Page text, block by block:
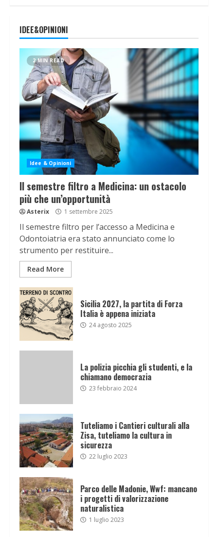
IDEE&OPINIONI
2 MIN READ
Idee & Opinioni
Il semestre filtro a Medicina: un ostacolo
più che un’opportunità
Asterix 1 settembre 2025
Il semestre filtro per l’accesso a Medicina e
Odontoiatria era stato annunciato come lo
strumento per restituire...
Read More
Sicilia 2027, la partita di Forza
Italia è appena iniziata
24 agosto 2025
La polizia picchia gli studenti, e la
chiamano democrazia
23 febbraio 2024
Tuteliamo i Cantieri culturali alla
Zisa, tuteliamo la cultura in
sicurezza
22 luglio 2023
Parco delle Madonie, Wwf: mancano
i progetti di valorizzazione
naturalistica
1 luglio 2023